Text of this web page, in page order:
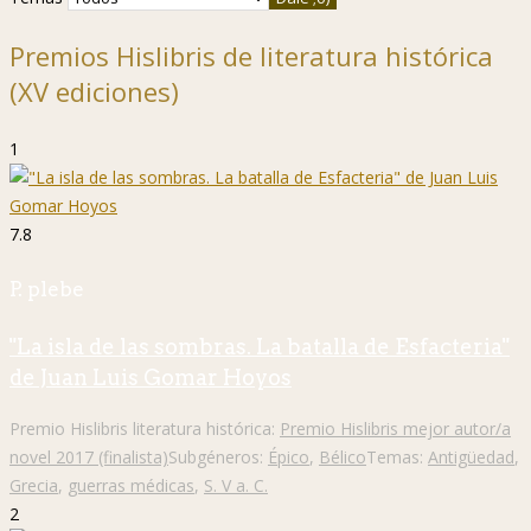
Premios Hislibris de literatura histórica
(XV ediciones)
1
7.8
P. plebe
"La isla de las sombras. La batalla de Esfacteria"
de Juan Luis Gomar Hoyos
Premio Hislibris literatura histórica: Premio Hislibris mejor autor/a
novel 2017 (finalista)Subgéneros: Épico, BélicoTemas: Antigüedad,
Grecia, guerras médicas, S. V a. C.
2